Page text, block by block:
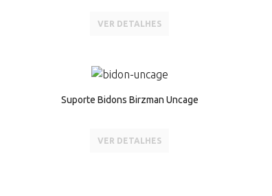
VER DETALHES
Suporte Bidons Birzman Uncage
VER DETALHES